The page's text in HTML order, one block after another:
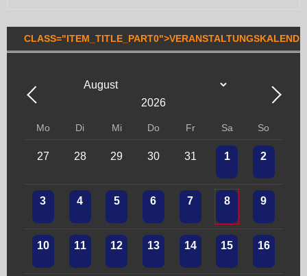
Mo Di Mi Do Fr Sa So
27 28 29 30 31 1 2
3 4 5 6 7 8 9
10 11 12 13 14 15 16